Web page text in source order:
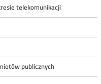
telekomunikacji
publicznych